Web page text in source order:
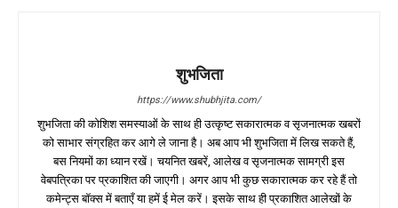
शुभजिता
https://www.shubhjita.com/
शुभजिता की कोशिश समस्याओं के साथ ही उत्कृष्ट सकारात्मक व सृजनात्मक खबरों
को साभार संग्रहित कर आगे ले जाना है। अब आप भी शुभजिता में लिख सकते हैं,
बस नियमों का ध्यान रखें। चयनित खबरें, आलेख व सृजनात्मक सामग्री इस
वेबपत्रिका पर प्रकाशित की जाएगी। अगर आप भी कुछ सकारात्मक कर रहे हैं तो
कमेन्ट्स बॉक्स में बताएँ या हमें ई मेल करें। इसके साथ ही प्रकाशित आलेखों के